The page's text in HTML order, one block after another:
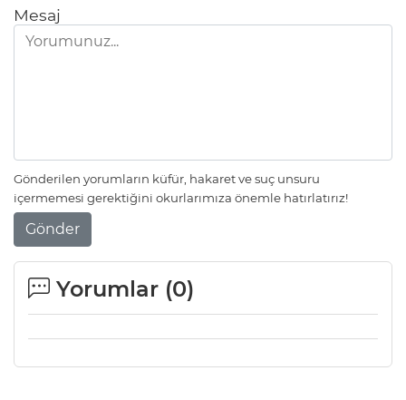
Mesaj
Gönderilen yorumların küfür, hakaret ve suç unsuru
içermemesi gerektiğini okurlarımıza önemle hatırlatırız!
Gönder
Yorumlar (0)